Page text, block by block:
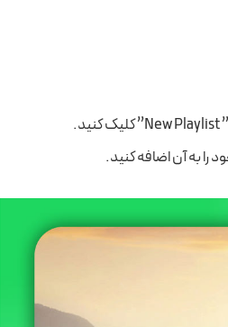
را به آن اضافه کنید.